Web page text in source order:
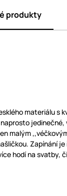
produkty
materiálu s
jedinečné,
malým
Zapínání
hodí na svatby,